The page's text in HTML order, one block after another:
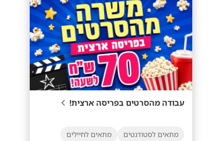
עבודה מהסרטים בפריסה ארצית!
מתאים לסטודנטים מתאים לחיילים